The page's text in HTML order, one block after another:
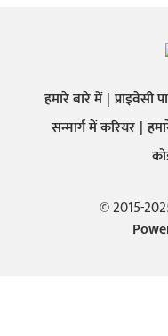
हमारे बारे में प्राइवेसी
सन्मार्ग में करियर
© 2015-